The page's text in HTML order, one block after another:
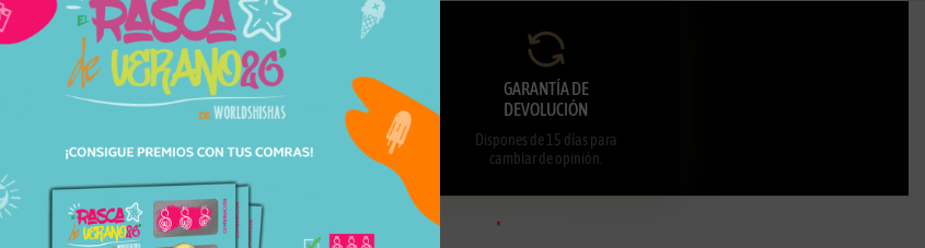
ENTREGA
EN 24H-48H
en casa.
GARANTÍA DE
DEVOLUCIÓN
Dispones de 15 días para
cambiar de opinión.
Nombre y apellidos Correo electrónico